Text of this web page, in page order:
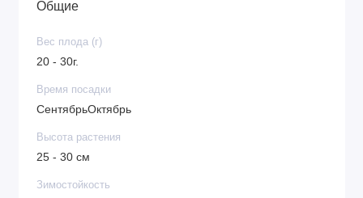
Интересный внешний вид ягод
Неприхотливость в уходе
Устойчивость к заболеваниям и вредителям
Общие
Вес плода (г)
20 - 30г.
Время посадки
СентябрьОктябрь
Высота растения
25 - 30 см
Зимостойкость